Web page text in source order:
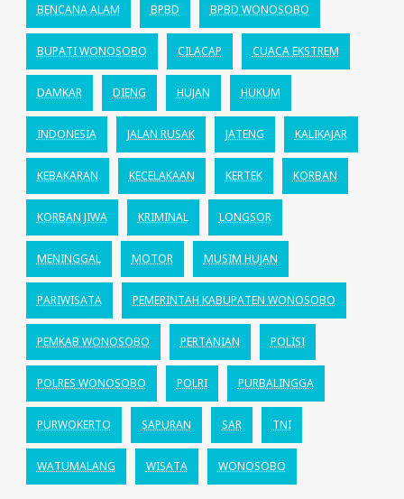
BENCANA ALAM BPBD BPBD WONOSOBO
BUPATI WONOSOBO CILACAP CUACA EKSTREM
DAMKAR DIENG HUJAN HUKUM
INDONESIA JALAN RUSAK JATENG KALIKAJAR
KEBAKARAN KECELAKAAN KERTEK KORBAN
KORBAN JIWA KRIMINAL LONGSOR
MENINGGAL MOTOR MUSIM HUJAN
PARIWISATA PEMERINTAH KABUPATEN WONOSOBO
PEMKAB WONOSOBO PERTANIAN POLISI
POLRES WONOSOBO POLRI PURBALINGGA
PURWOKERTO SAPURAN SAR TNI
WATUMALANG WISATA WONOSOBO